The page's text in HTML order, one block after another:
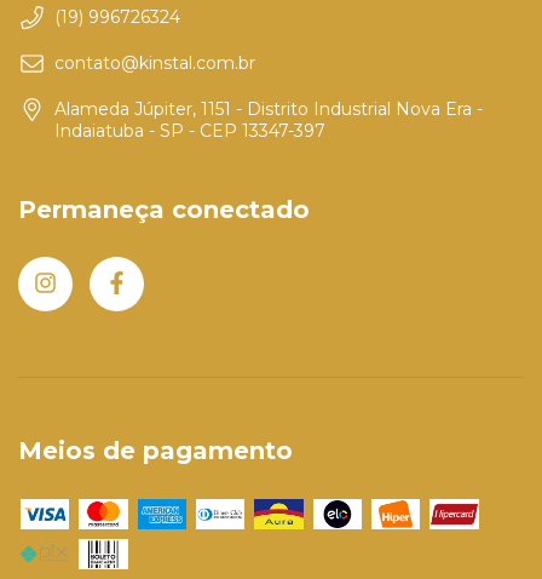
(19) 996726324
contato@kinstal.com.br
Alameda Júpiter, 1151 - Distrito Industrial Nova Era -
Indaiatuba - SP - CEP 13347-397
Permaneça conectado
Meios de pagamento